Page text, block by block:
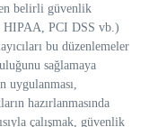
belirli güvenlik
PCI DSS vb.)
bu düzenlemeler
sağlamaya
hazırlanmasında
çalışmak, güvenlik